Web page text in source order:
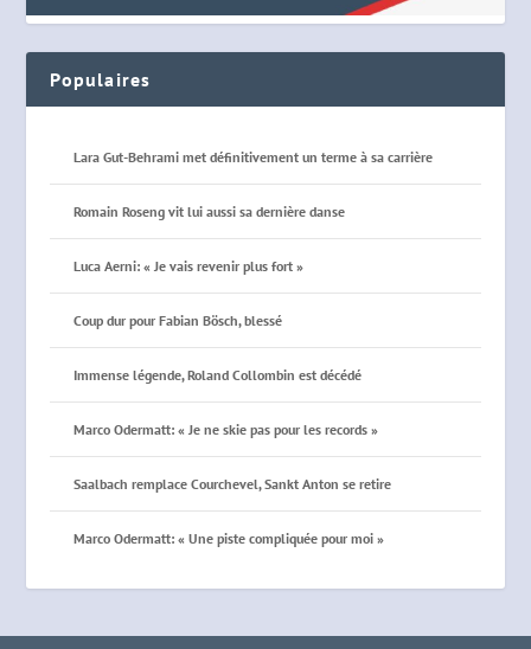
Populaires
Lara Gut-Behrami met définitivement un terme à sa carrière
Romain Roseng vit lui aussi sa dernière danse
Luca Aerni: « Je vais revenir plus fort »
Coup dur pour Fabian Bösch, blessé
Immense légende, Roland Collombin est décédé
Marco Odermatt: « Je ne skie pas pour les records »
Saalbach remplace Courchevel, Sankt Anton se retire
Marco Odermatt: « Une piste compliquée pour moi »